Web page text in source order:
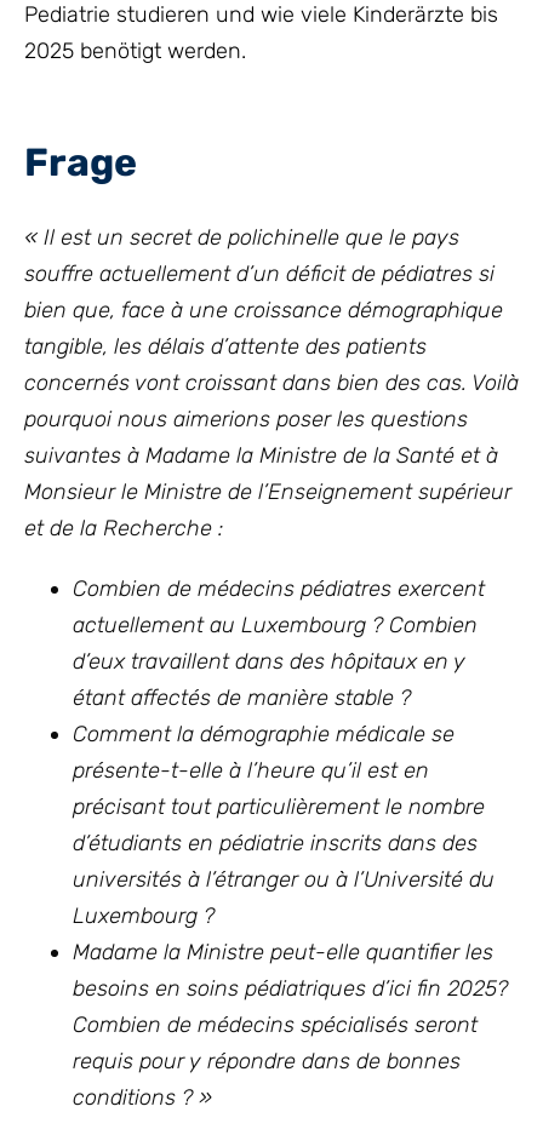
Pediatrie studieren und wie viele Kinderärzte bis
2025 benötigt werden.
Frage
« Il est un secret de polichinelle que le pays
souffre actuellement d’un déficit de pédiatres si
bien que, face à une croissance démographique
tangible, les délais d’attente des patients
concernés vont croissant dans bien des cas. Voilà
pourquoi nous aimerions poser les questions
suivantes à Madame la Ministre de la Santé et à
Monsieur le Ministre de l’Enseignement supérieur
et de la Recherche :
Combien de médecins pédiatres exercent
actuellement au Luxembourg ? Combien
d’eux travaillent dans des hôpitaux en y
étant affectés de manière stable ?
Comment la démographie médicale se
présente-t-elle à l’heure qu’il est en
précisant tout particulièrement le nombre
d’étudiants en pédiatrie inscrits dans des
universités à l’étranger ou à l’Université du
Luxembourg ?
Madame la Ministre peut-elle quantifier les
besoins en soins pédiatriques d’ici fin 2025?
Combien de médecins spécialisés seront
requis pour y répondre dans de bonnes
conditions ?»